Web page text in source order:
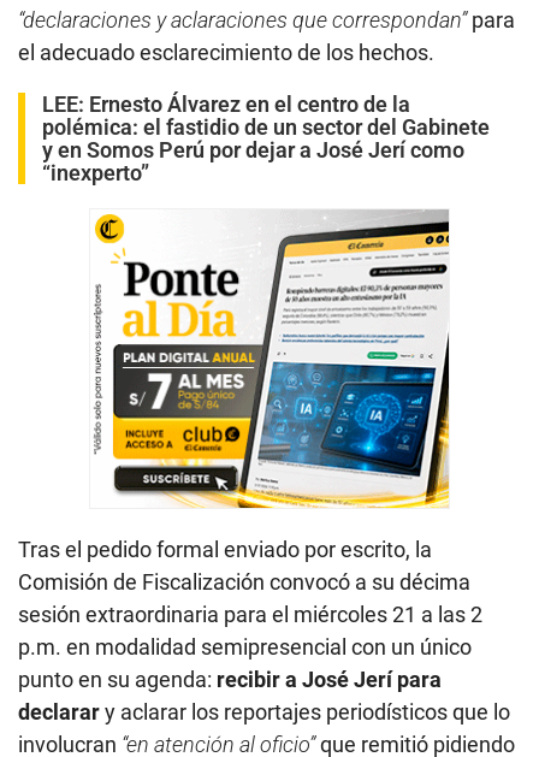
“declaraciones y aclaraciones que correspondan”para
el adecuado esclarecimiento de los hechos.
LEE: Ernesto Álvarez en el centro de la
polémica: el fastidio de un sector del Gabinete
y en Somos Perú por dejar a José Jerí como
“inexperto”
Tras el pedido formal enviado por escrito, la
Comisión de Fiscalización convocó a su décima
sesión extraordinaria para el miércoles 21 a las 2
p.m. en modalidad semipresencial con un único
punto en su agenda: recibir a José Jerí para
declarary aclarar los reportajes periodísticos que lo
involucran “en atención al oficio”que remitió pidiendo